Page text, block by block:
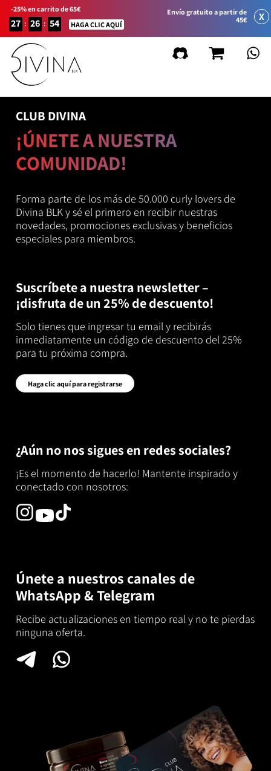
-25% en carrito de 65€
27 : 26 : 54 HAGA CLIC AQUÍ
Envío gratuito a partir de
45€
X
CLUB DIVINA
¡ÚNETE A NUESTRA
COMUNIDAD!
Forma parte de los más de 50.000 curly lovers de
Divina BLK y sé el primero en recibir nuestras
novedades, promociones exclusivas y beneficios
especiales para miembros.
Suscríbete a nuestra newsletter –
¡disfruta de un 25% de descuento!
Solo tienes que ingresar tu email y recibirás
inmediatamente un código de descuento del 25%
para tu próxima compra.
Haga clic aquí para registrarse
¿Aún no nos sigues en redes sociales?
¡Es el momento de hacerlo! Mantente inspirado y
conectado con nosotros:
Únete a nuestros canales de
WhatsApp & Telegram
Recibe actualizaciones en tiempo real y no te pierdas
ninguna oferta.